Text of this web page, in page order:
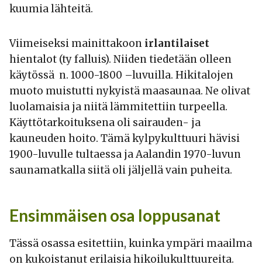
kuumia lähteitä.
Viimeiseksi mainittakoon irlantilaiset
hientalot (ty falluis). Niiden tiedetään olleen
käytössä n. 1000-1800 –luvuilla. Hikitalojen
muoto muistutti nykyistä maasaunaa. Ne olivat
luolamaisia ja niitä lämmitettiin turpeella.
Käyttötarkoituksena oli sairauden- ja
kauneuden hoito. Tämä kylpykulttuuri hävisi
1900-luvulle tultaessa ja Aalandin 1970-luvun
saunamatkalla siitä oli jäljellä vain puheita.
Ensimmäisen osa loppusanat
Tässä osassa esitettiin, kuinka ympäri maailma
on kukoistanut erilaisia hikoilukulttuureita.